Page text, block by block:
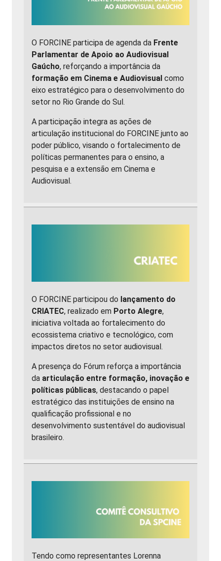
O FORCINE participa de agenda da Frente
Parlamentar de Apoio ao Audiovisual
Gaúcho, reforçando a importância da
formação em Cinema e Audiovisual como
eixo estratégico para o desenvolvimento do
setor no Rio Grande do Sul.
A participação integra as ações de
articulação institucional do FORCINE junto ao
poder público, visando o fortalecimento de
políticas permanentes para o ensino, a
pesquisa e a extensão em Cinema e
Audiovisual.
O FORCINE participou do lançamento do
CRIATEC, realizado em Porto Alegre,
iniciativa voltada ao fortalecimento do
ecossistema criativo e tecnológico, com
impactos diretos no setor audiovisual.
A presença do Fórum reforça a importância
da articulação entre formação, inovação e
políticas públicas, destacando o papel
estratégico das instituições de ensino na
qualificação profissional e no
desenvolvimento sustentável do audiovisual
brasileiro.
Tendo como representantes Lorenna